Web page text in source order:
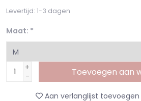
Levertijd: 1-3 dagen
Maat: *
+
-
Toevoegen aan
Aan verlanglijst toevoegen